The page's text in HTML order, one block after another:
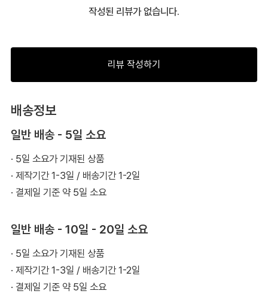
작성된 리뷰가 없습니다.
리뷰 작성하기
배송정보
일반 배송 - 5일 소요
· 5일 소요가 기재된 상품
· 제작기간 1-3일 / 배송기간 1-2일
· 결제일 기준 약 5일 소요
일반 배송 - 10일 - 20일 소요
· 5일 소요가 기재된 상품
· 제작기간 1-3일 / 배송기간 1-2일
· 결제일 기준 약 5일 소요